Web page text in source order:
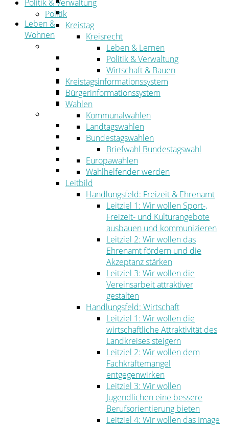
Veranstaltungen
Leben &
Wohnen
Migration
Schulen, Bildung, Sport und Kultur
Soziales
Gesundheit
Jugend, Familie und Senioren
Bauen und Planen
Abfall
Umwelt
Ordnung
Politik & Verwaltung
Politik
Kreistag
Kreisrecht
Leben & Lernen
Politik & Verwaltung
Wirtschaft & Bauen
Kreistagsinformationssystem
Bürgerinformationssystem
Wahlen
Kommunalwahlen
Landtagswahlen
Bundestagswahlen
Briefwahl Bundestagswahl
Europawahlen
Wahlhelfender werden
Leitbild
Handlungsfeld: Freizeit & Ehrenamt
Leitziel 1: Wir wollen Sport-,
Freizeit- und Kulturangebote
ausbauen und kommunizieren
Leitziel 2: Wir wollen das
Ehrenamt fördern und die
Akzeptanz stärken
Leitziel 3: Wir wollen die
Vereinsarbeit attraktiver
gestalten
Handlungsfeld: Wirtschaft
Leitziel 1: Wir wollen die
wirtschaftliche Attraktivität des
Landkreises steigern
Leitziel 2: Wir wollen dem
Fachkräftemangel
entgegenwirken
Leitziel 3: Wir wollen
Jugendlichen eine bessere
Berufsorientierung bieten
Leitziel 4: Wir wollen das Image